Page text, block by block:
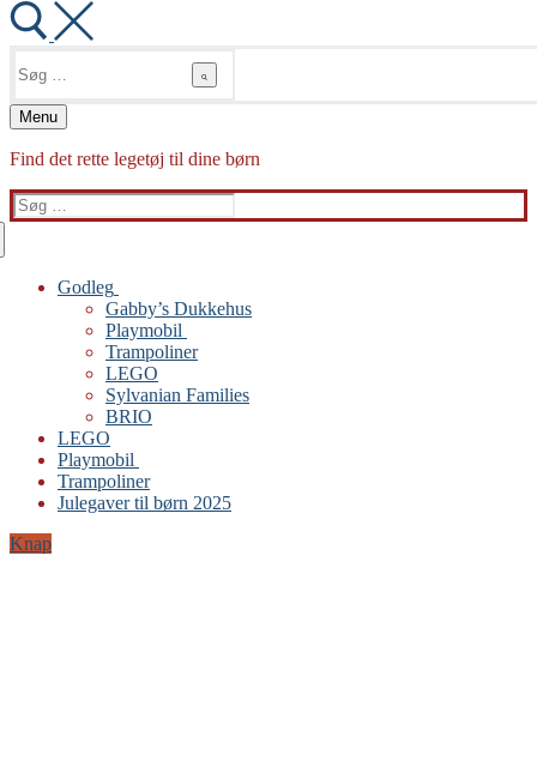
efter:
Menu
Find det rette legetøj til dine børn
Søg
efter:
Godleg
Gabby’s Dukkehus
Playmobil
Trampoliner
LEGO
Sylvanian Families
BRIO
LEGO
Playmobil
Trampoliner
Julegaver til børn 2025
Knap